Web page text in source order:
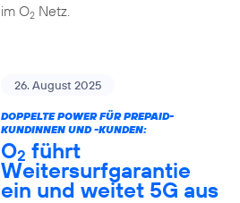
im O2Netz.
26. August 2025
DOPPELTE POWER FÜR PREPAID-
KUNDINNEN UND -KUNDEN:
O2 führt
Weitersurfgarantie
ein und weitet 5G aus